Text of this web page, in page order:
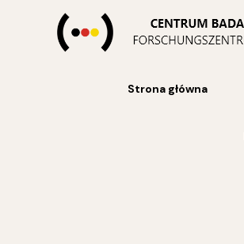
Strona główna